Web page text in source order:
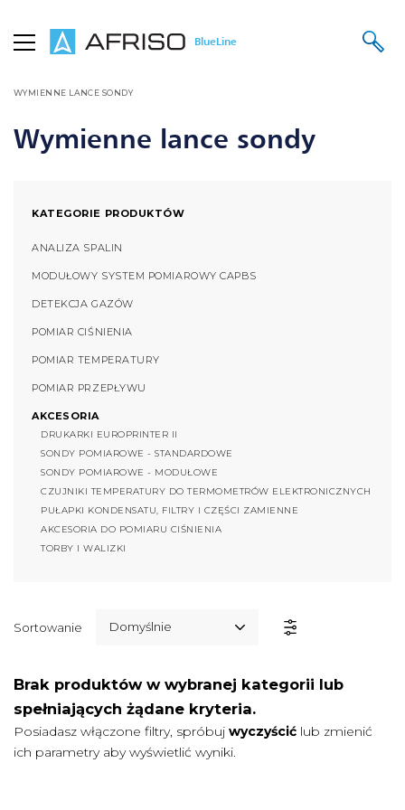
BlueLine
WYMIENNE LANCE SONDY
Wymienne lance sondy
KATEGORIE PRODUKTÓW
ANALIZA SPALIN
MODUŁOWY SYSTEM POMIAROWY CAPBS
DETEKCJA GAZÓW
POMIAR CIŚNIENIA
POMIAR TEMPERATURY
POMIAR PRZEPŁYWU
AKCESORIA
DRUKARKI EUROPRINTER II
SONDY POMIAROWE - STANDARDOWE
SONDY POMIAROWE - MODUŁOWE
CZUJNIKI TEMPERATURY DO TERMOMETRÓW ELEKTRONICZNYCH
PUŁAPKI KONDENSATU, FILTRY I CZĘŚCI ZAMIENNE
AKCESORIA DO POMIARU CIŚNIENIA
TORBY I WALIZKI
Sortowanie Domyślnie
Brak produktów w wybranej kategorii lub
spełniających żądane kryteria.
Posiadasz włączone filtry, spróbuj wyczyścić lub zmienić
ich parametry aby wyświetlić wyniki.